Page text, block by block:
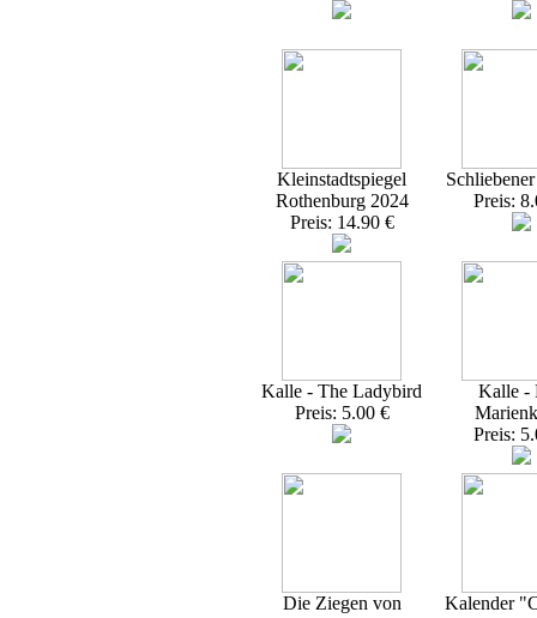
Kleinstadtspiegel
Rothenburg 2024
Preis: 14.90 €
Preis:
Kalle - The Ladybird
Preis: 5.00 €
Kalle -
Preis:
Die Ziegen von
Kalender